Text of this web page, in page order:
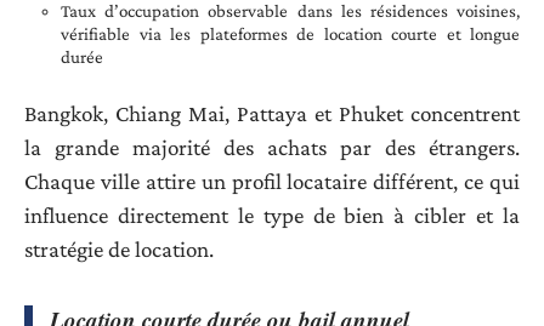
Taux d’occupation observable dans les résidences voisines,
vérifiable via les plateformes de location courte et longue
durée
Bangkok, Chiang Mai, Pattaya et Phuket concentrent
la grande majorité des achats par des étrangers.
Chaque ville attire un profil locataire différent, ce qui
influence directement le type de bien à cibler et la
stratégie de location.
Location courte durée ou bail annuel